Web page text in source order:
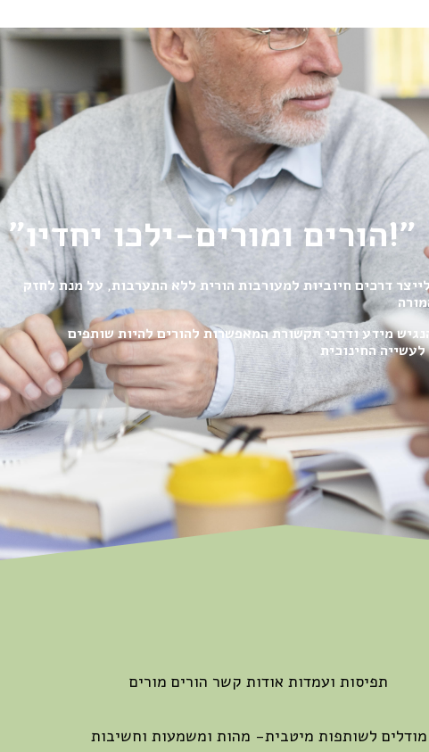
"הורים ומורים-ילכו יחדיו!"
דרכים חיוביות למעורבות הורית ללא התערבות, על מנת לחזק
מידע ודרכי תקשורת המאפשרות להורים להיות שותפים
החינוכית
תפיסות ועמדות אודות קשר הורים מורים
מודלים לשותפות מיטבית- מהות ומשמעות וחשיבות